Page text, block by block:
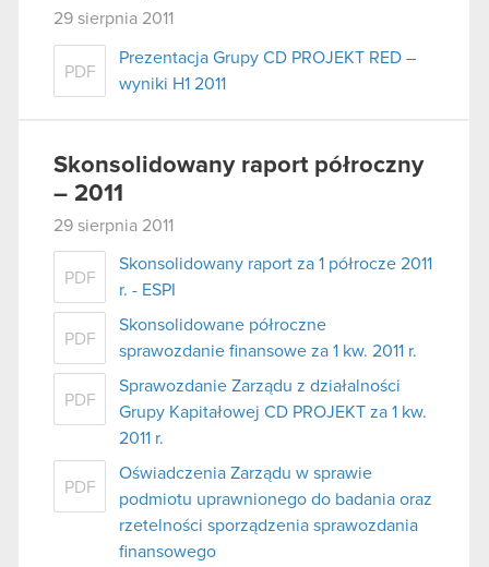
29 sierpnia 2011
PDF
Prezentacja Grupy CD PROJEKT RED –
wyniki H1 2011
Skonsolidowany raport półroczny
– 2011
29 sierpnia 2011
PDF
Skonsolidowany raport za 1 półrocze 2011
r. - ESPI
PDF
Skonsolidowane półroczne
sprawozdanie finansowe za 1 kw. 2011 r.
PDF
Sprawozdanie Zarządu z działalności
Grupy Kapitałowej CD PROJEKT za 1 kw.
2011 r.
PDF
Oświadczenia Zarządu w sprawie
podmiotu uprawnionego do badania oraz
rzetelności sporządzenia sprawozdania
finansowego